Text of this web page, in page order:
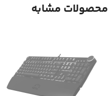
محصولات مشابه